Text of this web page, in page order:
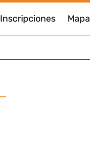
Inscripciones Mapa